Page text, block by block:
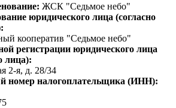
ЖСК "Седьмое небо"
юридического лица (согласно
кооператив "Седьмое небо"
регистрации юридического лица
лица):
2-я, д. 28/34
номер налогоплательщика (ИНН):